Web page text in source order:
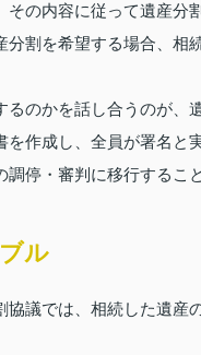
の内容に従って遺産分
割を希望する場合、相
のかを話し合うのが、
作成し、全員が署名と
停・審判に移行するこ
ブル
議では、相続した遺産